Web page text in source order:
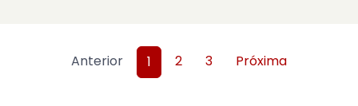
Anterior 1 2 3 Próxima